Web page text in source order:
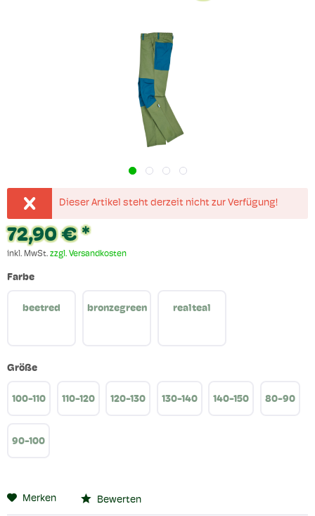
Dieser Artikel steht derzeit nicht zur Verfügung!
72,90 € *
inkl. MwSt. zzgl. Versandkosten
Farbe
beetred bronzegreen realteal
Größe
100-110 110-120 120-130 130-140 140-150 80-90
90-100
Merken Bewerten